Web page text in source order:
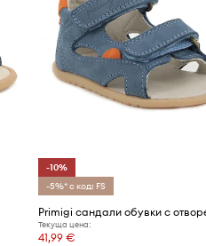
-10%
-5%* с код: FS
Текуща цена:
41,99 €